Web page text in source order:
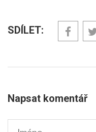
SDÍLET:
Napsat komentář